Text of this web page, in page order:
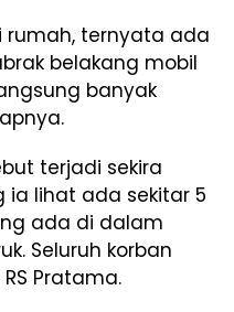
rumah, ternyata ada
belakang mobil
banyak
terjadi sekira
ia lihat ada sekitar 5
ada di dalam
Seluruh korban
Pratama.